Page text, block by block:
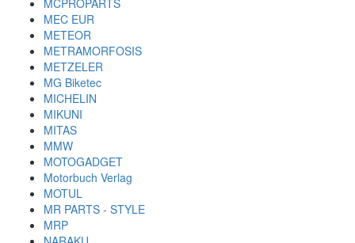
MCPROPARTS
MEC EUR
METEOR
METRAMORFOSIS
METZELER
MG Biketec
MICHELIN
MIKUNI
MITAS
MMW
MOTOGADGET
Motorbuch Verlag
MOTUL
MR PARTS - STYLE
MRP